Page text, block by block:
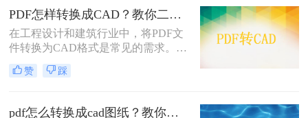
CAD（Computer-Aided Design）文件
因其强大的绘图和编辑功能而备受青
睐。因此，将PDF转换为CAD格式成
为了一个常见的需求。那么pdf转cad
怎么弄呢？本文将介绍三种将PDF转
换为CAD的方法。
PDF怎样转换成CAD？教你二个简单方法！
在工程设计和建筑行业中，将PDF文
件转换为CAD格式是常见的需求。无
论是为了进一步编辑、修改还是与其
他CAD文件进行整合，掌握高效的
么PDF怎样转换成CAD呢？本文将详
赞 踩
pdf怎么转换成cad图纸？教你这二种简单的方法！